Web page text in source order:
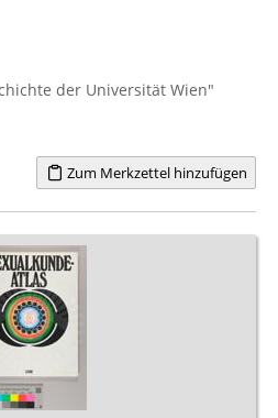
der Universität Wien"
Zum Merkzettel hinzufügen